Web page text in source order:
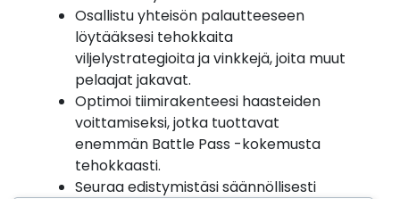
Osallistu yhteisön palautteeseen
löytääksesi tehokkaita
viljelystrategioita ja vinkkejä, joita muut
pelaajat jakavat.
Optimoi tiimirakenteesi haasteiden
voittamiseksi, jotka tuottavat
enemmän Battle Pass -kokemusta
tehokkaasti.
Seuraa edistymistäsi säännöllisesti